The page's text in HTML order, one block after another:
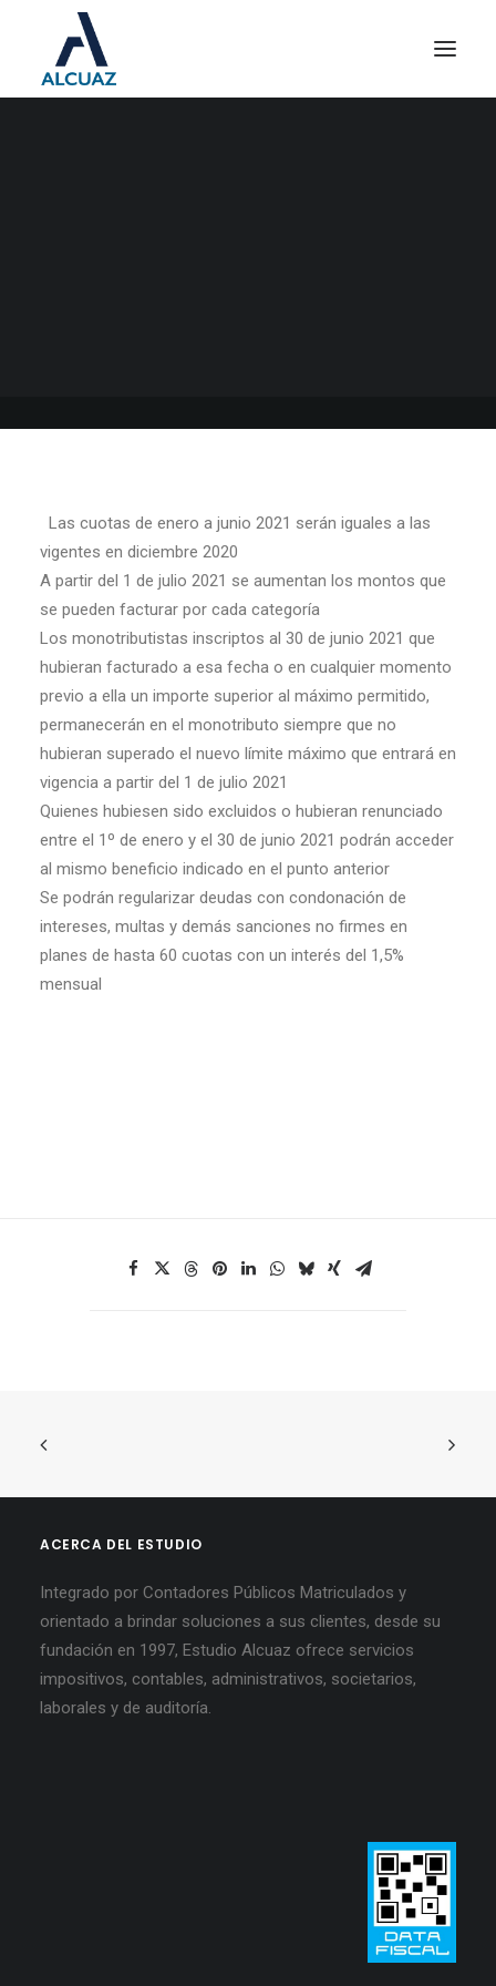
Las cuotas de enero a junio 2021 serán iguales a las
vigentes en diciembre 2020
A partir del 1 de julio 2021 se aumentan los montos que
se pueden facturar por cada categoría
Los monotributistas inscriptos al 30 de junio 2021 que
hubieran facturado a esa fecha o en cualquier momento
previo a ella un importe superior al máximo permitido,
permanecerán en el monotributo siempre que no
hubieran superado el nuevo límite máximo que entrará en
vigencia a partir del 1 de julio 2021
Quienes hubiesen sido excluidos o hubieran renunciado
entre el 1º de enero y el 30 de junio 2021 podrán acceder
al mismo beneficio indicado en el punto anterior
Se podrán regularizar deudas con condonación de
intereses, multas y demás sanciones no firmes en
planes de hasta 60 cuotas con un interés del 1,5%
mensual
ACERCA DEL ESTUDIO
Integrado por Contadores Públicos Matriculados y
orientado a brindar soluciones a sus clientes, desde su
fundación en 1997, Estudio Alcuaz ofrece servicios
impositivos, contables, administrativos, societarios,
laborales y de auditoría.